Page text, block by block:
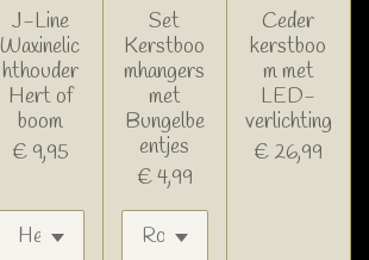
J-Line
Waxinelic
hthouder
Hert of
boom
€ 9,95
Set
Kerstboo
mhangers
met
Bungelbe
entjes
€ 4,99
Ceder
kerstboo
m met
LED-
verlichting
€ 26,99